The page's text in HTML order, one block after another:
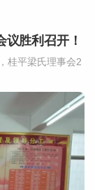
胜利召开！
平梁氏理事会2